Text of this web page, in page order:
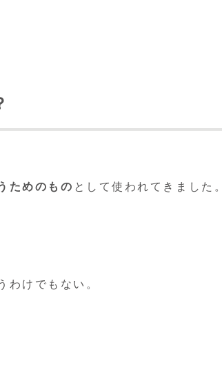
ためのもの として使われてきました。
わけでもない。